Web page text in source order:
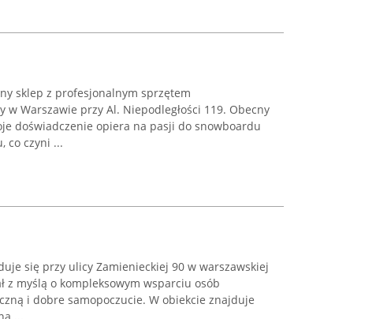
sklep z profesjonalnym sprzętem
w Warszawie przy Al. Niepodległości 119. Obecny
doświadczenie opiera na pasji do snowboardu
co czyni ...
się przy ulicy Zamienieckiej 90 w warszawskiej
z myślą o kompleksowym wsparciu osób
i dobre samopoczucie. W obiekcie znajduje